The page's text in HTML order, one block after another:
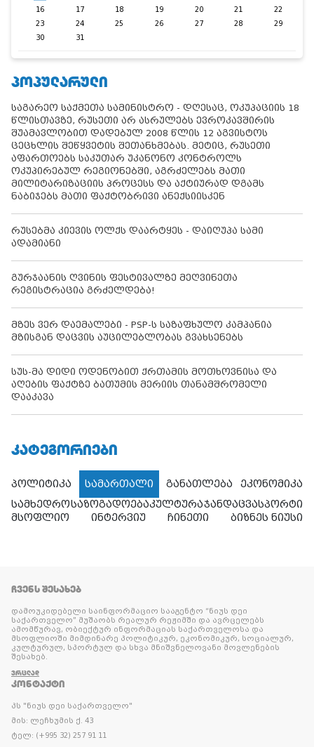
16
17 18 19 20 21
22
23
24 25 26 27 28
29
30
31
ᲞᲝᲞᲣᲚᲐᲠᲣᲚᲘ
საგარეო საქმეთა სამინისტრო - დღესაც, ოკუპაციის 18
წლისთავზე, რუსეთი არ ასრულებს ევროკავშირის
შუამავლობით დადებულ 2008 წლის 12 აგვისტოს
ცეცხლის შეწყვეტის შეთანხმებას. მეტიც, რუსეთი
აფართოებს საკუთარ უკანონო კონტროლს
ოკუპირებულ რეგიონებში, აგრძელებს მათი
მილიტარიზაციის პროცესს და აქტიურად დგამს
ნაბიჯებს მათი ფაქტობრივი ანექსიისკენ
რუსებმა კიევის ოლქს დაარტყეს - დაიღუპა სამი
ადამიანი
გურჯაანის ღვინის ფესტივალზე მეღვინეთა
რეგისტრაცია გრძელდება!
მზეს ვერ დაემალები - PSP-ს საზაფხულო კამპანია
მზისგან დაცვის აუცილებლობას გვახსენებს
სუს-მა დიდი ოდენობით ქრთამის მოთხოვნისა და
აღების ფაქტზე ბათუმის მერიის თანამშრომელი
დააკავა
ᲙᲐᲢᲔᲒᲝᲠᲘᲔᲑᲘ
პოლიტიკა სამართალი განათლება
ეკონომიკა
სამხედროსაზოგადოებაკულტურაჯანდაცვასპორტი
მსოფლიო
ინტერვიუ ჩინეთი ბიზნეს ნიუსი
ᲩᲕᲔᲜᲡ ᲨᲔᲡᲐᲮᲔᲑ
დამოუკიდებელი საინფორმაციო სააგენტო “ნიუს დეი
საქართველო” მუშაობს რეალურ რეჟიმში და ავრცელებს
ამომწურავ, ობიექტურ ინფორმაციას საქართველოსა და
მსოფლიოში მიმდინარე პოლიტიკურ, ეკონომიკურ, სოციალურ,
კულტურულ, სპორტულ და სხვა მნიშვნელოვანი მოვლენების
შესახებ.
ᲕᲠᲪᲚᲐᲓ
ᲙᲝᲜᲢᲐᲥᲢᲘ
პს "ნიუს დეი საქართველო"
მის: ლეჩხუმის ქ. 43
ტელ: (+995 32) 257 91 11